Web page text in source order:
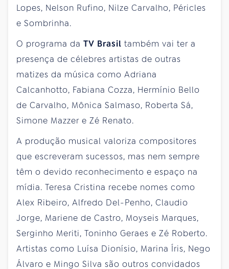
Lopes, Nelson Rufino, Nilze Carvalho, Péricles
e Sombrinha.
O programa da TV Brasil também vai ter a
presença de célebres artistas de outras
matizes da música como Adriana
Calcanhotto, Fabiana Cozza, Hermínio Bello
de Carvalho, Mônica Salmaso, Roberta Sá,
Simone Mazzer e Zé Renato.
A produção musical valoriza compositores
que escreveram sucessos, mas nem sempre
têm o devido reconhecimento e espaço na
mídia. Teresa Cristina recebe nomes como
Alex Ribeiro, Alfredo Del-Penho, Claudio
Jorge, Mariene de Castro, Moyseis Marques,
Serginho Meriti, Toninho Geraes e Zé Roberto.
Artistas como Luísa Dionísio, Marina Íris, Nego
Álvaro e Mingo Silva são outros convidados